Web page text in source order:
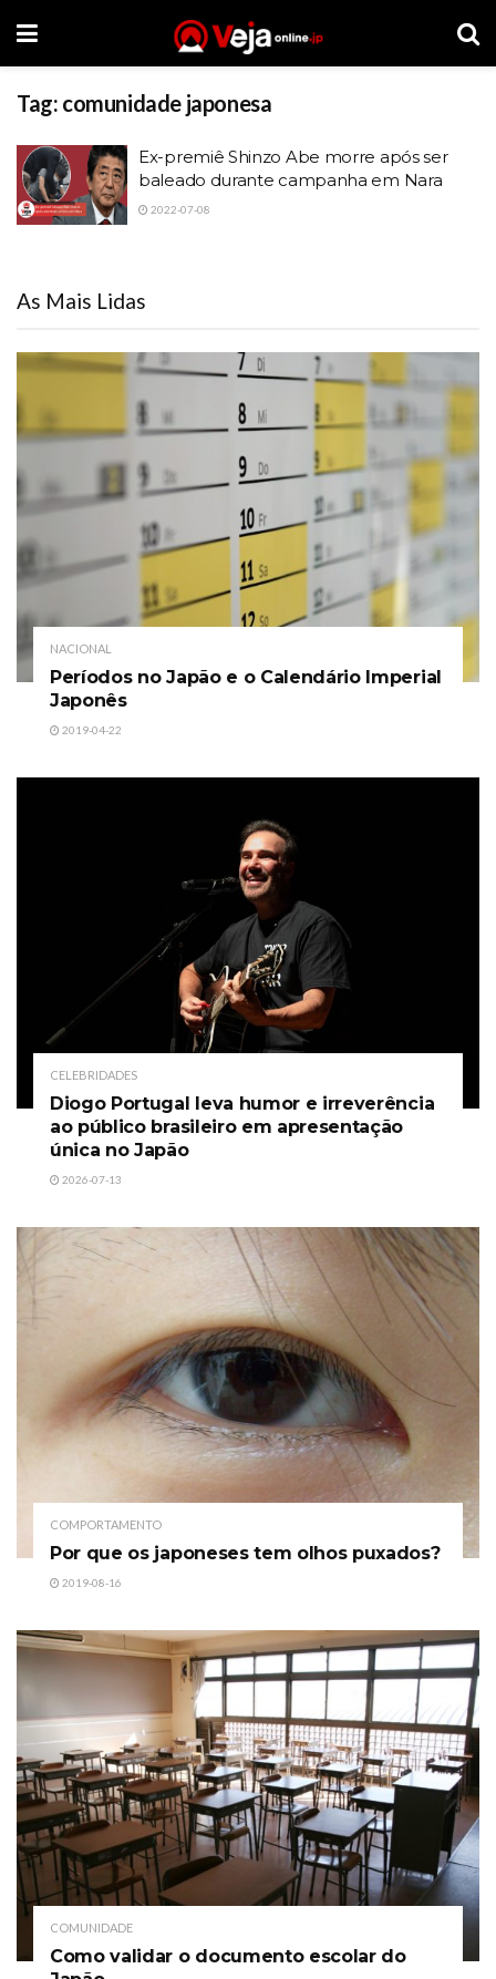
Tag: comunidade japonesa
Ex-premiê Shinzo Abe morre após ser
baleado durante campanha em Nara
2022-07-08
As Mais Lidas
NACIONAL
Períodos no Japão e o Calendário Imperial
Japonês
2019-04-22
CELEBRIDADES
Diogo Portugal leva humor e irreverência
ao público brasileiro em apresentação
única no Japão
2026-07-13
COMPORTAMENTO
Por que os japoneses tem olhos puxados?
2019-08-16
COMUNIDADE
Como validar o documento escolar do